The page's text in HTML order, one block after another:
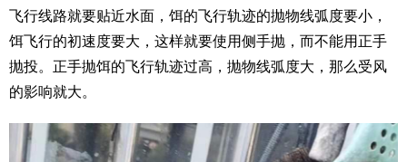
飞行线路就要贴近水面，饵的飞行轨迹的抛物线弧度要小，
饵飞行的初速度要大，这样就要使用侧手抛，而不能用正手
抛投。正手抛饵的飞行轨迹过高，抛物线弧度大，那么受风
的影响就大。